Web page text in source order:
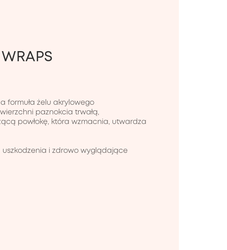
formuła żelu akrylowego
paznokcia trwałą,
powłokę, która wzmacnia, utwardza
uszkodzenia i zdrowo wyglądające